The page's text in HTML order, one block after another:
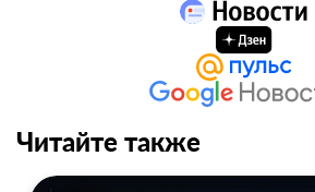
Читайте также